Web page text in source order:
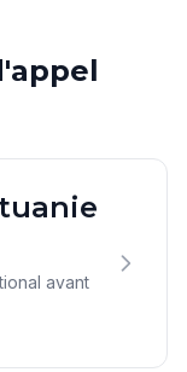
avant